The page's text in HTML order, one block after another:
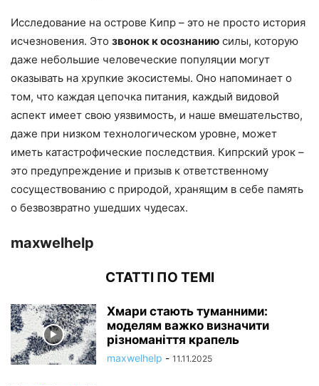
Исследование на острове Кипр – это не просто история
исчезновения. Это звонок к осознанию силы, которую
даже небольшие человеческие популяции могут
оказывать на хрупкие экосистемы. Оно напоминает о
том, что каждая цепочка питания, каждый видовой
аспект имеет свою уязвимость, и наше вмешательство,
даже при низком технологическом уровне, может
иметь катастрофические последствия. Кипрский урок –
это предупреждение и призыв к ответственному
сосуществованию с природой, хранящим в себе память
о безвозвратно ушедших чудесах.
maxwelhelp
СТАТТІ ПО ТЕМІ
Хмари стають туманними:
моделям важко визначити
різноманіття крапель
maxwelhelp - 11.11.2025